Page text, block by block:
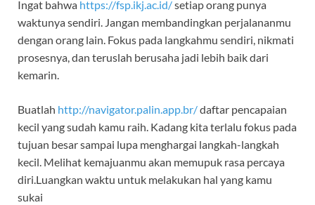
Ingat bahwa https://fsp.ikj.ac.id/setiap orang punya
waktunya sendiri. Jangan membandingkan perjalananmu
dengan orang lain. Fokus pada langkahmu sendiri, nikmati
prosesnya, dan teruslah berusaha jadi lebih baik dari
kemarin.
Buatlah http://navigator.palin.app.br/daftar pencapaian
kecil yang sudah kamu raih. Kadang kita terlalu fokus pada
tujuan besar sampai lupa menghargai langkah-langkah
kecil. Melihat kemajuanmu akan memupuk rasa percaya
diri.Luangkan waktu untuk melakukan hal yang kamu
sukai